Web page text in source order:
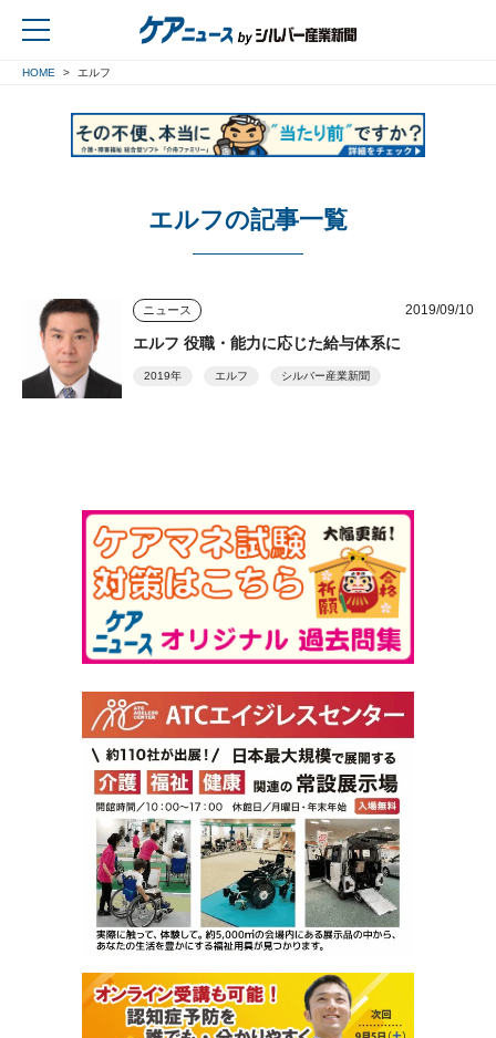
HOME エルフ
エルフの記事一覧
ニュース 2019/09/10
エルフ 役職・能力に応じた給与体系に
2019年 エルフ シルバー産業新聞